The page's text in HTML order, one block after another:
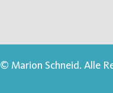
© Marion Schneid. Alle